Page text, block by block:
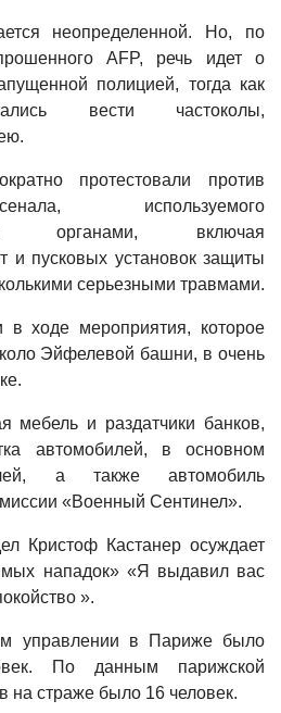
неопределенной. Но, по
AFP, речь идет о
полицией, тогда как
вести частоколы,
протестовали против
используемого
органами, включая
и пусковых установок защиты
серьезными травмами.
в ходе мероприятия, которое
Эйфелевой башни, в очень
мебель и раздатчики банков,
автомобилей, в основном
а также автомобиль
«Военный Сентинел».
Кристоф Кастанер осуждает
нападок» «Я выдавил вас
».
управлении в Париже было
По данным парижской
на страже было 16 человек.